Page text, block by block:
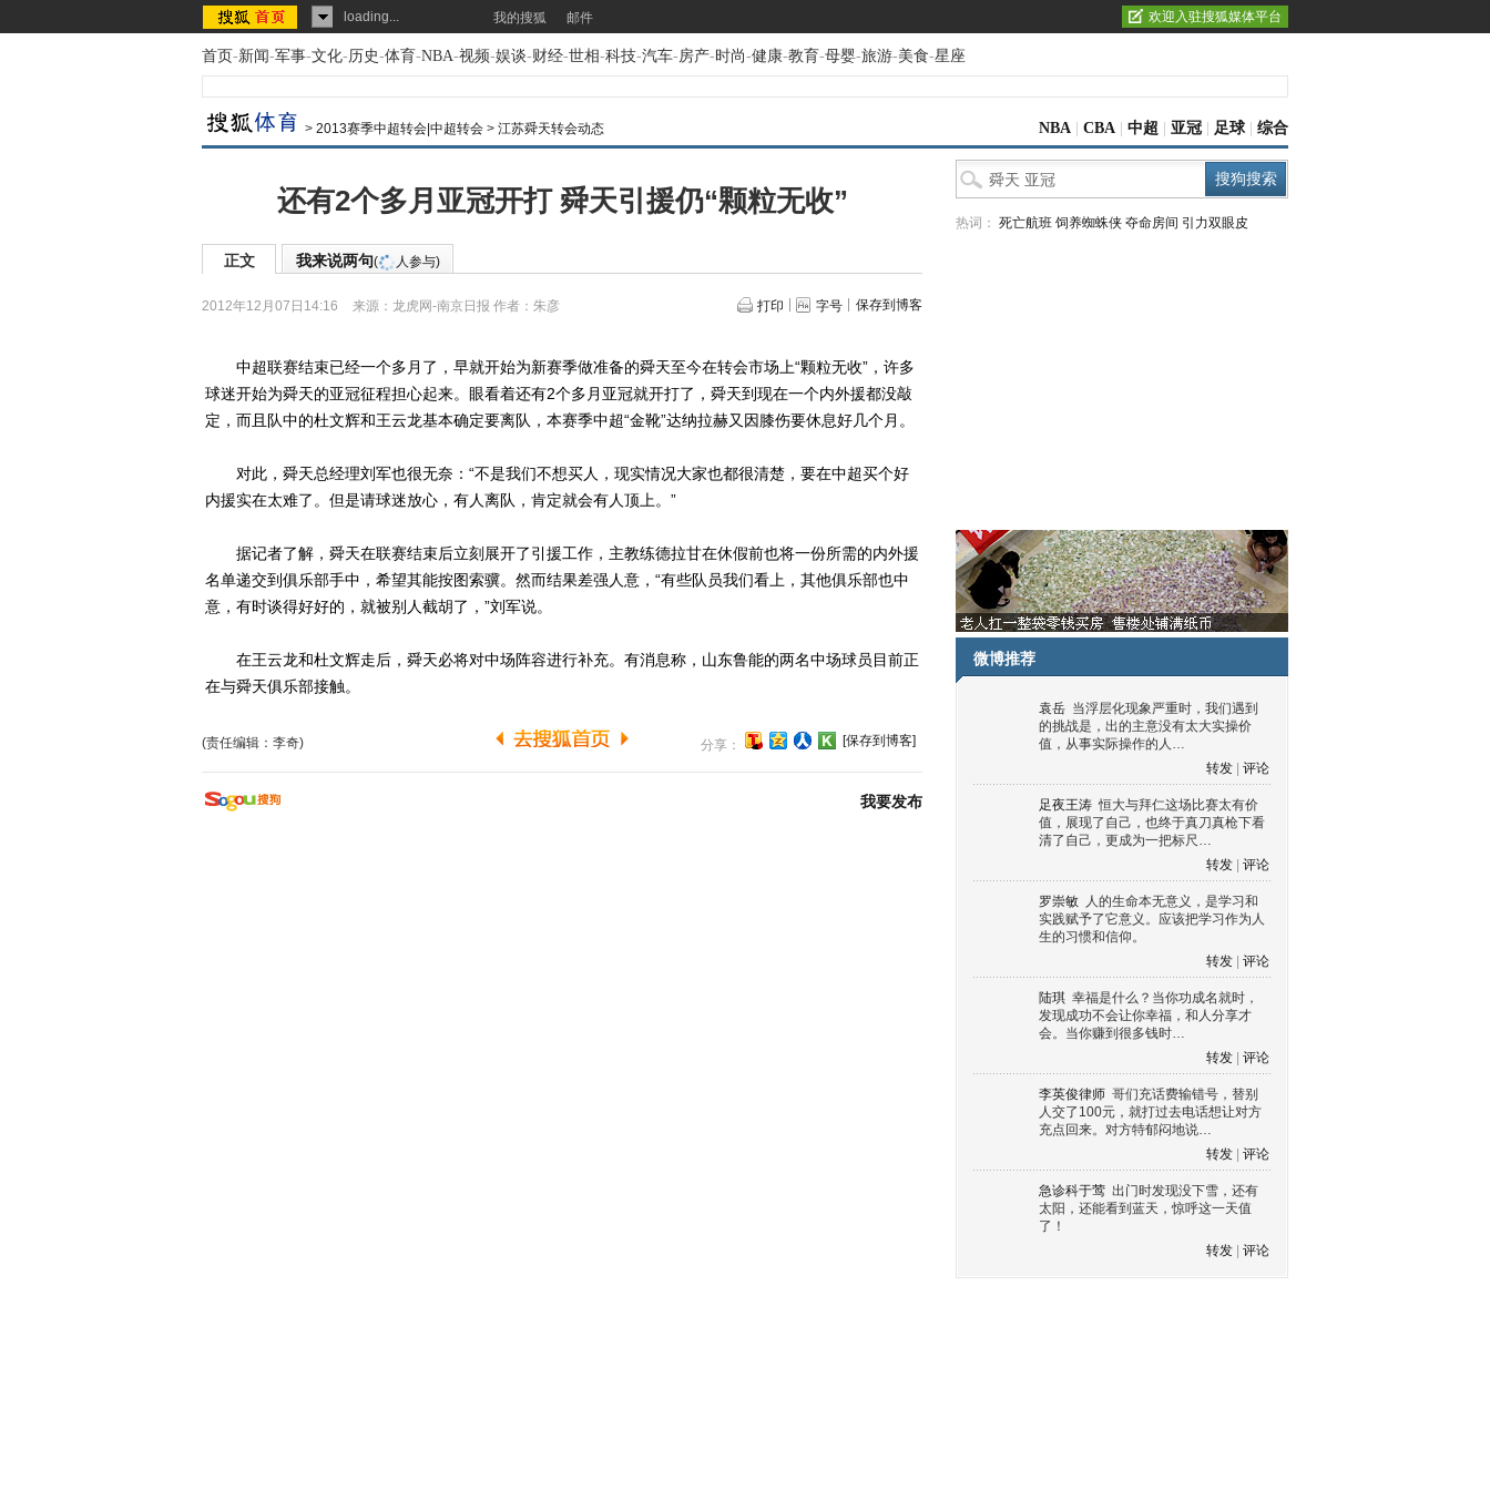
loading... 我的搜狐 邮件 欢迎入驻搜狐媒体平台
首页-新闻-军事-文化-历史-体育-NBA-视频-娱谈-财经-世相-科技-汽车-房产-时尚-健康-教育-母婴-旅游-美食-星座
> 2013赛季中超转会|中超转会 > 江苏舜天转会动态 NBA CBA 中超 亚冠 足球 综合
还有2个多月亚冠开打 舜天引援仍“颗粒无收”
正文 我来说两句( 人参与)
2012年12月07日14:16 来源： 龙虎网-南京日报 作者：朱彦 打印 字号 保存到博客
中超联赛结束已经一个多月了，早就开始为新赛季做准备的舜天至今在转会市场上“颗粒无收”，许多
球迷开始为舜天的亚冠征程担心起来。眼看着还有2个多月亚冠就开打了，舜天到现在一个内外援都没敲
定，而且队中的杜文辉和王云龙基本确定要离队，本赛季中超“金靴”达纳拉赫又因膝伤要休息好几个月。
对此，舜天总经理刘军也很无奈：“不是我们不想买人，现实情况大家也都很清楚，要在中超买个好
内援实在太难了。但是请球迷放心，有人离队，肯定就会有人顶上。”
据记者了解，舜天在联赛结束后立刻展开了引援工作，主教练德拉甘在休假前也将一份所需的内外援
名单递交到俱乐部手中，希望其能按图索骥。然而结果差强人意，“有些队员我们看上，其他俱乐部也中
意，有时谈得好好的，就被别人截胡了，”刘军说。
在王云龙和杜文辉走后，舜天必将对中场阵容进行补充。有消息称，山东鲁能的两名中场球员目前正
在与舜天俱乐部接触。
(责任编辑：李奇) 分享： [保存到博客]
我要发布
热词： 死亡航班 饲养蜘蛛侠 夺命房间 引力双眼皮
微博推荐
袁岳 当浮层化现象严重时，我们遇到
的挑战是，出的主意没有太大实操价
值，从事实际操作的人…
转发
评论
足夜王涛 恒大与拜仁这场比赛太有价
值，展现了自己，也终于真刀真枪下看
清了自己，更成为一把标尺…
转发
评论
罗崇敏 人的生命本无意义，是学习和
实践赋予了它意义。应该把学习作为人
生的习惯和信仰。
转发
评论
陆琪 幸福是什么？当你功成名就时，
发现成功不会让你幸福，和人分享才
会。当你赚到很多钱时…
转发
评论
李英俊律师 哥们充话费输错号，替别
人交了100元，就打过去电话想让对方
充点回来。对方特郁闷地说…
转发
评论
急诊科于莺 出门时发现没下雪，还有
太阳，还能看到蓝天，惊呼这一天值
了！
转发
评论